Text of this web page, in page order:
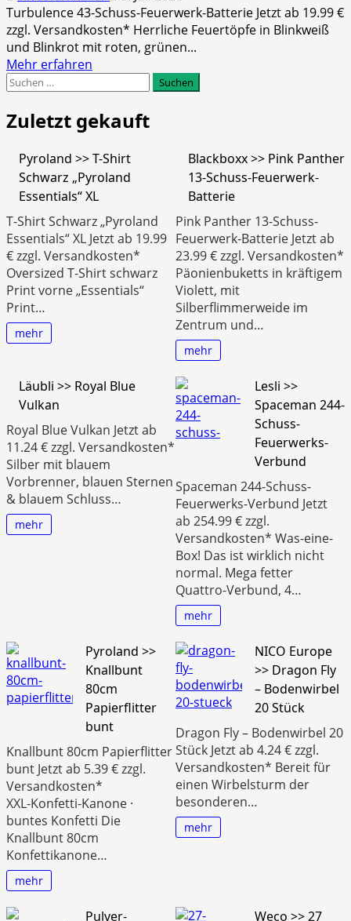
Turbulence 43-Schuss-Feuerwerk-Batterie Jetzt ab 19.99 €
zzgl. Versandkosten* Herrliche Feuertöpfe in Blinkweiß
und Blinkrot mit roten, grünen...
Mehr erfahren
Informationen
Weco
>>
Turbulence
43-
Schuss-
Feuerwerk-
Batterie
Suchen
Zuletzt gekauft
Pyroland >> T-Shirt
Schwarz „Pyroland
Essentials“ XL
T-Shirt Schwarz „Pyroland
Essentials“ XL Jetzt ab 19.99
€ zzgl. Versandkosten*
Oversized T-Shirt schwarz
Print vorne „Essentials“
Print…
mehr
Blackboxx >> Pink Panther
13-Schuss-Feuerwerk-
Batterie
Pink Panther 13-Schuss-
Feuerwerk-Batterie Jetzt ab
23.99 € zzgl. Versandkosten*
Päonienbuketts in kräftigem
Violett, mit
Silberflimmerweide im
Zentrum und…
mehr
Läubli >> Royal Blue
Vulkan
Royal Blue Vulkan Jetzt ab
11.24 € zzgl. Versandkosten*
Silber mit blauem
Vorbrenner, blauen Sternen
& blauem Schluss…
mehr
Lesli >>
Spaceman 244-
Schuss-
Feuerwerks-
Verbund
Spaceman 244-Schuss-
Feuerwerks-Verbund Jetzt
ab 254.99 € zzgl.
Versandkosten* Was-eine-
Box! Das ist wirklich nicht
normal. Mega fetter
Quattro-Verbund, 4…
mehr
Pyroland >>
Knallbunt
80cm
Papierflitter
bunt
Knallbunt 80cm Papierflitter
bunt Jetzt ab 5.39 € zzgl.
Versandkosten*
XXL‑Konfetti‑Kanone ·
buntes Konfetti Die
Knallbunt 80cm
Konfettikanone…
mehr
NICO Europe
>> Dragon Fly
– Bodenwirbel
20 Stück
Dragon Fly – Bodenwirbel 20
Stück Jetzt ab 4.24 € zzgl.
Versandkosten* Bereit für
einen Wirbelsturm der
besonderen…
mehr
Pulver-
Weco >> 27